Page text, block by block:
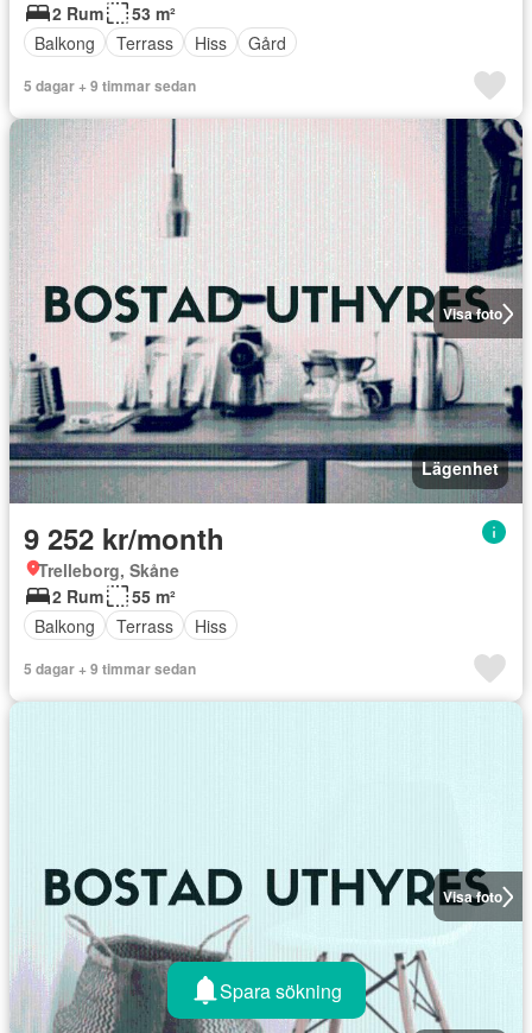
2 Rum
53 m²
Balkong
Terrass Hiss Gård
5 dagar + 9 timmar sedan
Visa foto
Lägenhet
9 252 kr/month
Trelleborg, Skåne
2 Rum
55 m²
Balkong
Terrass Hiss
5 dagar + 9 timmar sedan
Visa foto
Spara sökning